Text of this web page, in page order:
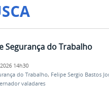
Segurança do Trabalho
14h30
do Trabalho, Felipe Sergio Bastos
valadares